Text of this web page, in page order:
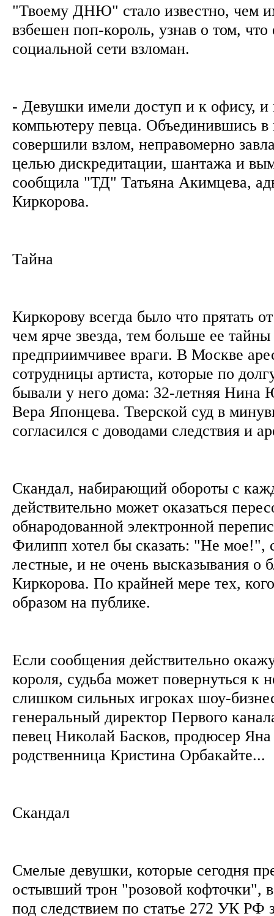
"Твоему ДНЮ" стало известно, чем
взбешен поп-король, узнав о том,
социальной сети взломан.
- Девушки имели доступ и к офису, и
компьютеру певца. Объединившись в
совершили взлом, неправомерно
целью дискредитации, шантажа и
сообщила "ТД" Татьяна Акимцева,
Киркорова.
Тайна
Киркорову всегда было что прятать
чем ярче звезда, тем больше ее
предприимчивее враги. В Москве
сотрудницы артиста, которые по
бывали у него дома: 32-летняя Нина
Вера Японцева. Тверской суд в
согласился с доводами следствия и
Скандал, набирающий обороты с
действительно может оказаться
обнародованной электронной
Филипп хотел бы сказать: "Не мое!",
лестные, и не очень высказывания о
Киркорова. По крайней мере тех,
образом на публике.
Если сообщения действительно
короля, судьба может повернуться к
слишком сильных игроках шоу-
генеральный директор Первого
певец Николай Басков, продюсер
родственница Кристина Орбакайте...
Скандал
Смелые девушки, которые сегодня
остывший трон "розовой кофточки",
под следствием по статье 272 УК РФ